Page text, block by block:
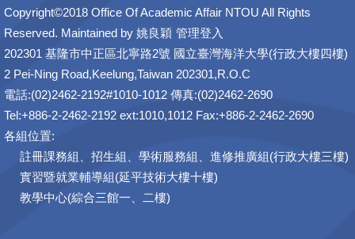
Copyright©2018 Office Of Academic Affair NTOU All Rights
Reserved. Maintained by 姚良穎 管理登入
202301 基隆市中正區北寧路2號 國立臺灣海洋大學(行政大樓四樓)
2 Pei-Ning Road,Keelung,Taiwan 202301,R.O.C
電話:(02)2462-2192#1010-1012 傳真:(02)2462-2690
Tel:+886-2-2462-2192 ext:1010,1012 Fax:+886-2-2462-2690
各組位置:
註冊課務組、招生組、學術服務組、進修推廣組(行政大樓三樓)
實習暨就業輔導組(延平技術大樓十樓)
教學中心(綜合三館一、二樓)